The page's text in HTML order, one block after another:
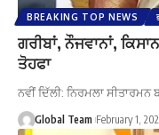
BREAKING TOP NEWS
ਗਰੀਬਾਂ, ਨੌਜਵਾਨਾਂ,
ਤੋਹਫਾ
ਨਵੀਂ ਦਿੱਲੀ: ਨਿਰਮਲਾ
Global Team February 1,